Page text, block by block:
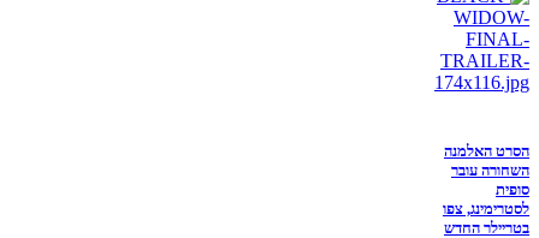
הסרט האלמנה
השחורה עובר
סופית
לסטרימינג, צפו
בטריילר החדש